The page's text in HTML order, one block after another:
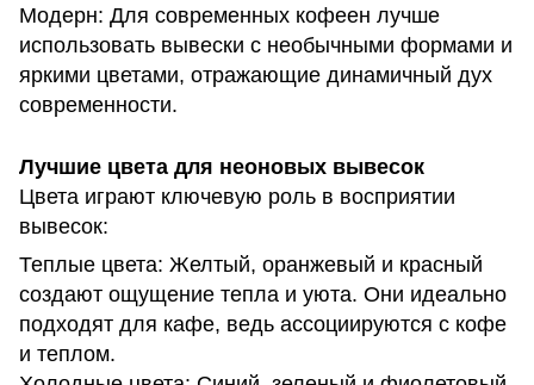
Модерн: Для современных кофеен лучше
использовать вывески с необычными формами и
яркими цветами, отражающие динамичный дух
современности.
Лучшие цвета для неоновых вывесок
Цвета играют ключевую роль в восприятии
вывесок:
Теплые цвета: Желтый, оранжевый и красный
создают ощущение тепла и уюта. Они идеально
подходят для кафе, ведь ассоциируются с кофе
и теплом.